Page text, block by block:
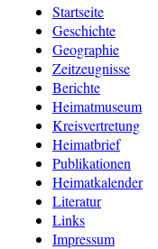
Startseite
Geschichte
Geographie
Zeitzeugnisse
Berichte
Heimatmuseum
Kreisvertretung
Heimatbrief
Publikationen
Heimatkalender
Literatur
Links
Impressum